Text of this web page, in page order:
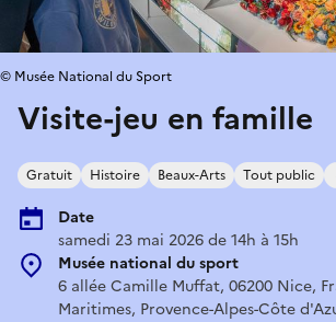
Visite-jeu en famille
Gratuit Histoire Beaux-Arts Tout public
Date
samedi 23 mai 2026 de 14h à 15h
Musée national du sport
6 allée Camille Muffat, 06200 Nice,
Maritimes, Provence-Alpes-Côte
© Musée National du Sport